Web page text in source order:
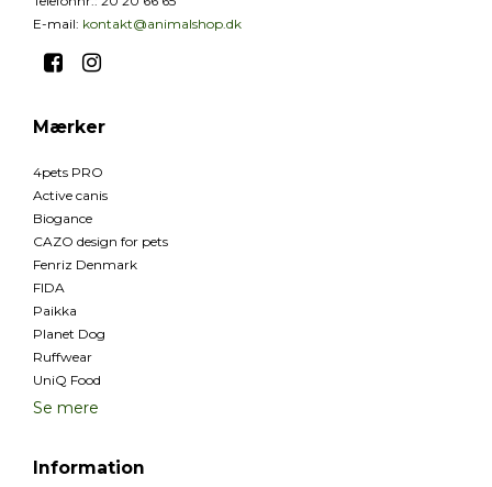
E-mail: kontakt@animalshop.dk
Mærker
4pets PRO
Active canis
Biogance
CAZO design for pets
Fenriz Denmark
FIDA
Paikka
Planet Dog
Ruffwear
UniQ Food
Se mere
Information